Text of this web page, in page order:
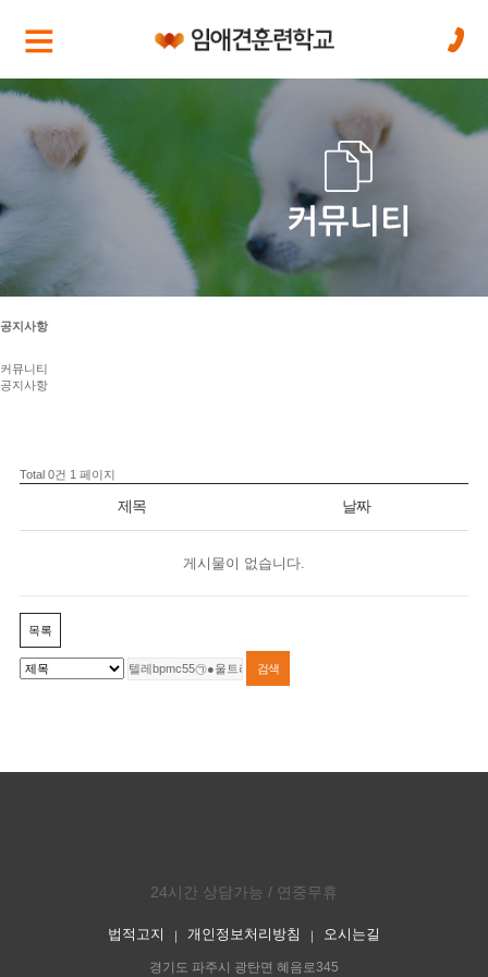
공지사항
커뮤니티
공지사항
Total 0건 1 페이지
제목 날짜
게시물이 없습니다.
목록
24시간 상담가능 / 연중무휴
법적고지 ｜ 개인정보처리방침 ｜ 오시는길
경기도 파주시 광탄면 혜음로345